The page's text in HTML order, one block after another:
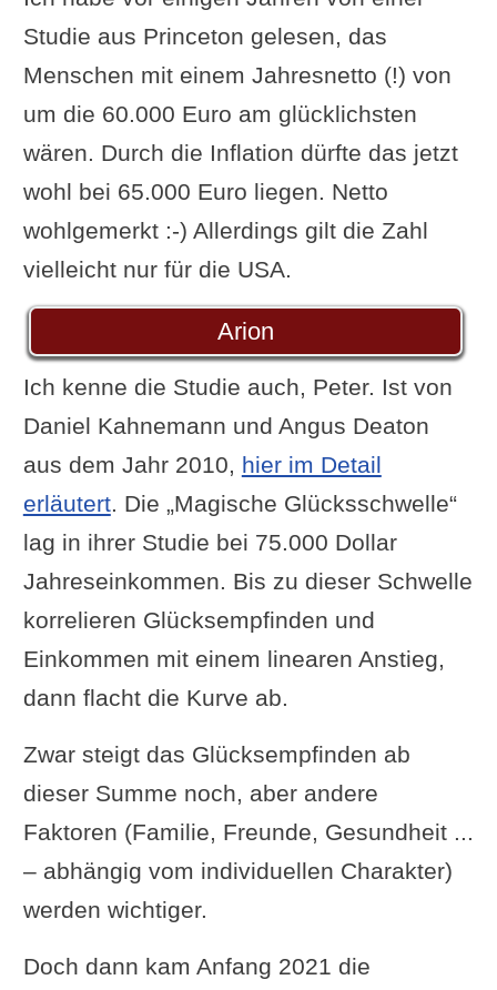
Studie aus Princeton gelesen, das
Menschen mit einem Jahresnetto (!) von
um die 60.000 Euro am glücklichsten
wären. Durch die Inflation dürfte das jetzt
wohl bei 65.000 Euro liegen. Netto
wohlgemerkt :-) Allerdings gilt die Zahl
vielleicht nur für die USA.
Arion
Ich kenne die Studie auch, Peter. Ist von
Daniel Kahnemann und Angus Deaton
aus dem Jahr 2010, hier im Detail
erläutert. Die „Magische Glücksschwelle“
lag in ihrer Studie bei 75.000 Dollar
Jahreseinkommen. Bis zu dieser Schwelle
korrelieren Glücksempfinden und
Einkommen mit einem linearen Anstieg,
dann flacht die Kurve ab.
Zwar steigt das Glücksempfinden ab
dieser Summe noch, aber andere
Faktoren (Familie, Freunde, Gesundheit ...
– abhängig vom individuellen Charakter)
werden wichtiger.
Doch dann kam Anfang 2021 die